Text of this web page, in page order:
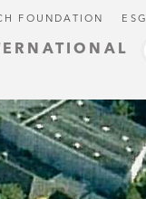
FOUNDATION ESG